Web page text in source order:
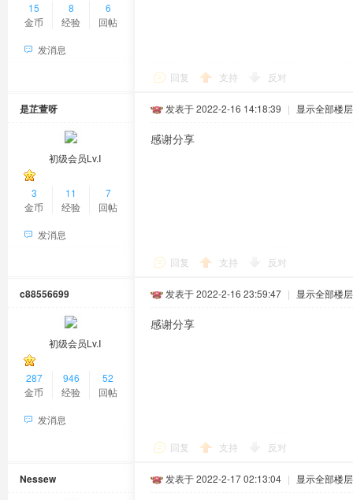
15
金币
8
经验
6
回帖
发消息
回复 支持 反对
是芷萱呀
初级会员Lv.Ⅰ
3
金币
11
经验
7
回帖
发消息
发表于 2022-2-16 14:18:39 | 显示全部楼层
感谢分享
回复 支持 反对
c88556699
初级会员Lv.Ⅰ
287
金币
946
经验
52
回帖
发消息
发表于 2022-2-16 23:59:47 | 显示全部楼层
感谢分享
回复 支持 反对
Nessew 发表于 2022-2-17 02:13:04 | 显示全部楼层